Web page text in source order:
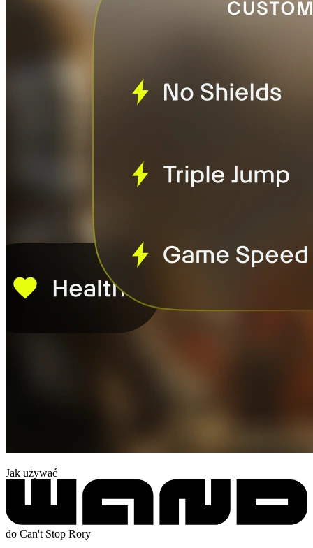
Jak używać
do Can't Stop Rory